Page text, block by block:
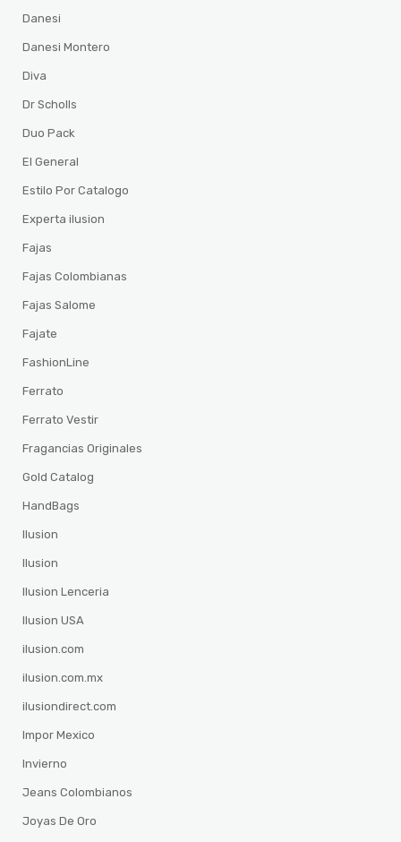
Danesi
Danesi Montero
Diva
Dr Scholls
Duo Pack
El General
Estilo Por Catalogo
Experta ilusion
Fajas
Fajas Colombianas
Fajas Salome
Fajate
FashionLine
Ferrato
Ferrato Vestir
Fragancias Originales
Gold Catalog
HandBags
Ilusion
Ilusion
Ilusion Lenceria
Ilusion USA
ilusion.com
ilusion.com.mx
ilusiondirect.com
Impor Mexico
Invierno
Jeans Colombianos
Joyas De Oro